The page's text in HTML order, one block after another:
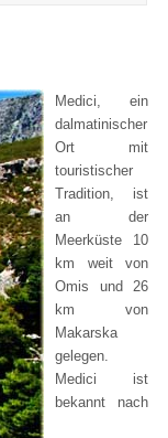
Medici, ein
dalmatinischer
Ort mit
touristischer
Tradition, ist
an der
Meerküste 10
km weit von
Omis und 26
km von
Makarska
gelegen.
Medici ist
bekannt nach